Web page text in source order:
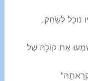
נוּכַל לְשַׂחֵק,
שָׁמְעוּ אֶת קוֹלָהּ שֶׁל